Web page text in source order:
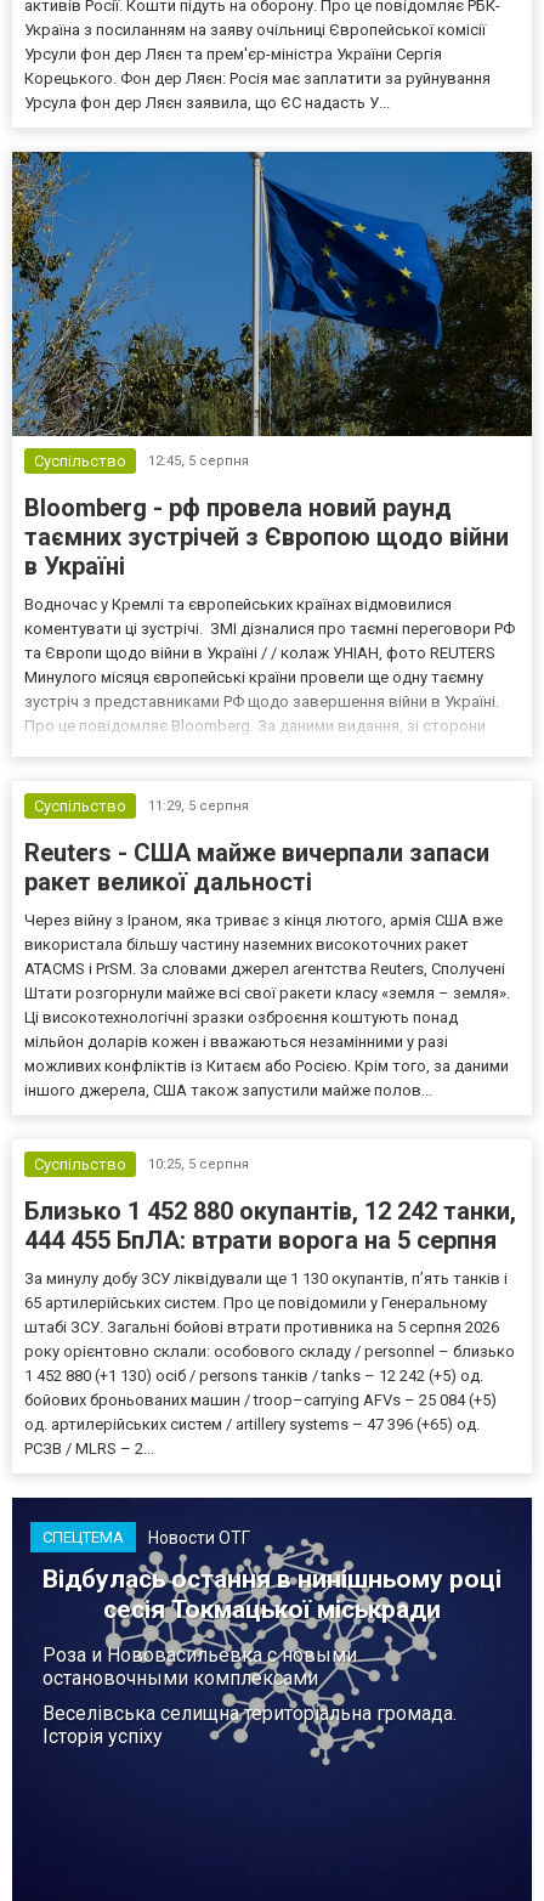
активів Росії. Кошти підуть на оборону. Про це повідомляє РБК-
Україна з посиланням на заяву очільниці Європейської комісії
Урсули фон дер Ляєн та прем'єр-міністра України Сергія
Корецького. Фон дер Ляєн: Росія має заплатити за руйнування
Урсула фон дер Ляєн заявила, що ЄС надасть У...
Суспільство 12:45, 5 серпня
Bloomberg - рф провела новий раунд
таємних зустрічей з Європою щодо війни
в Україні
Водночас у Кремлі та європейських країнах відмовилися
коментувати ці зустрічі. ЗМІ дізналися про таємні переговори РФ
та Європи щодо війни в Україні / / колаж УНІАН, фото REUTERS
Минулого місяця європейські країни провели ще одну таємну
зустріч з представниками РФ щодо завершення війни в Україні.
Про це повідомляє Bloomberg. За даними видання, зі сторони
Суспільство
11:29, 5 серпня
Reuters - США майже вичерпали запаси
ракет великої дальності
Через війну з Іраном, яка триває з кінця лютого, армія США вже
використала більшу частину наземних високоточних ракет
ATACMS і PrSM. За словами джерел агентства Reuters, Сполучені
Штати розгорнули майже всі свої ракети класу «земля – земля».
Ці високотехнологічні зразки озброєння коштують понад
мільйон доларів кожен і вважаються незамінними у разі
можливих конфліктів із Китаєм або Росією. Крім того, за даними
іншого джерела, США також запустили майже полов...
Суспільство 10:25, 5 серпня
Близько 1 452 880 окупантів, 12 242 танки,
444 455 БпЛА: втрати ворога на 5 серпня
За минулу добу ЗСУ ліквідували ще 1 130 окупантів, пʼять танків і
65 артилерійських систем. Про це повідомили у Генеральному
штабі ЗСУ. Загальні бойові втрати противника на 5 серпня 2026
року орієнтовно склали: особового складу / personnel – близько
1 452 880 (+1 130) осіб / persons танків / tanks – 12 242 (+5) од.
бойових броньованих машин / troop–carrying AFVs – 25 084 (+5)
од. артилерійських систем / artillery systems – 47 396 (+65) од.
РСЗВ / MLRS – 2...
СПЕЦТЕМА Новости ОТГ
Відбулась остання в нинішньому році
сесія Токмацької міськради
Роза и Нововасильевка с новыми
остановочными комплексами
Веселівська селищна територіальна громада.
Історія успіху